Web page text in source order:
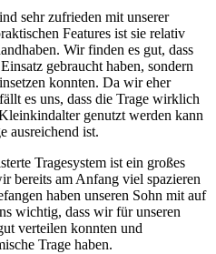
sehr zufrieden mit unserer
Features ist sie relativ
Wir finden es gut, dass
gebraucht haben, sondern
konnten. Da wir eher
es uns, dass die Trage wirklich
genutzt werden kann
ausreichend ist.
Tragesystem ist ein großes
bereits am Anfang viel spazieren
haben unseren Sohn mit auf
wichtig, dass wir für unseren
verteilen konnten und
Trage haben.